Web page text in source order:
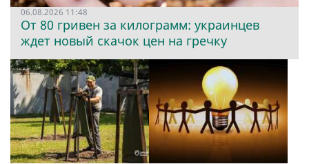
06.08.2026 11:48
От 80 гривен за килограмм: украинцев
ждет новый скачок цен на гречку